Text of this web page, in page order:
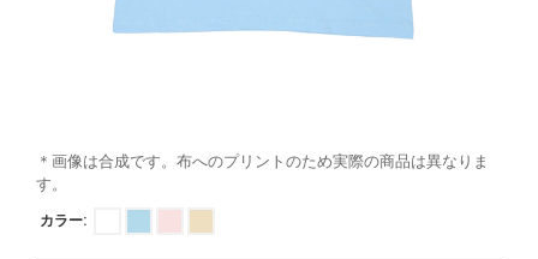
＊画像は合成です。布へのプリントのため実際の商品は異なりま
す。
カラー: